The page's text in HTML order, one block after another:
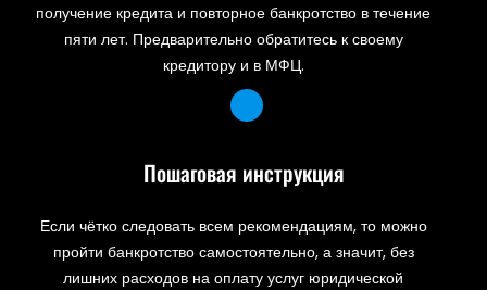
получение кредита и повторное банкротство в течение
пяти лет. Предварительно обратитесь к своему
кредитору и в МФЦ.
Пошаговая инструкция
Если чётко следовать всем рекомендациям, то можно
пройти банкротство самостоятельно, а значит, без
лишних расходов на оплату услуг юридической